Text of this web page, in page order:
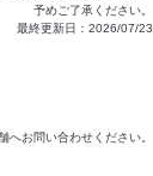
予めご了承ください。
最終更新日：2026/07/23
お問い合わせください。